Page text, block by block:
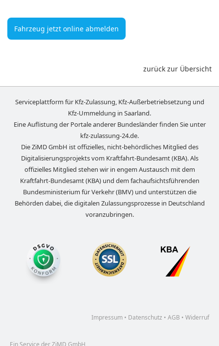
Fahrzeug jetzt online abmelden
zurück zur Übersicht
Serviceplattform für Kfz-Zulassung, Kfz-Außerbetriebsetzung und
Kfz-Ummeldung in Saarland.
Eine Auflistung der Portale anderer Bundesländer finden Sie unter
kfz-zulassung-24.de.
Die ZiMD GmbH ist offizielles, nicht-behördliches Mitglied des
Digitalisierungsprojekts vom Kraftfahrt-Bundesamt (KBA). Als
offizielles Mitglied stehen wir in engem Austausch mit dem
Kraftfahrt-Bundesamt (KBA) und dem fachaufsichtsführenden
Bundesministerium für Verkehr (BMV) und unterstützen die
Behörden dabei, die digitalen Zulassungsprozesse in Deutschland
voranzubringen.
Impressum • Datenschutz • AGB • Widerruf
Ein Service der ZiMD GmbH